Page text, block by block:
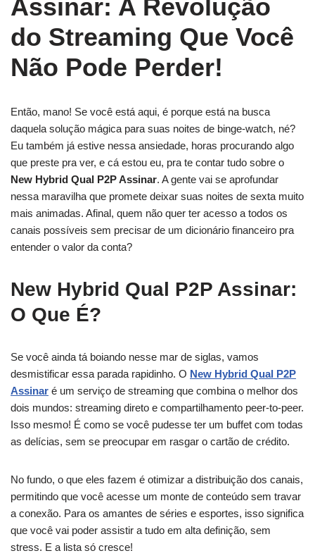
Assinar: A Revolução
do Streaming Que Você
Não Pode Perder!
Então, mano! Se você está aqui, é porque está na busca
daquela solução mágica para suas noites de binge-watch, né?
Eu também já estive nessa ansiedade, horas procurando algo
que preste pra ver, e cá estou eu, pra te contar tudo sobre o
New Hybrid Qual P2P Assinar. A gente vai se aprofundar
nessa maravilha que promete deixar suas noites de sexta muito
mais animadas. Afinal, quem não quer ter acesso a todos os
canais possíveis sem precisar de um dicionário financeiro pra
entender o valor da conta?
New Hybrid Qual P2P Assinar:
O Que É?
Se você ainda tá boiando nesse mar de siglas, vamos
desmistificar essa parada rapidinho. O New Hybrid Qual P2P
Assinar é um serviço de streaming que combina o melhor dos
dois mundos: streaming direto e compartilhamento peer-to-peer.
Isso mesmo! É como se você pudesse ter um buffet com todas
as delícias, sem se preocupar em rasgar o cartão de crédito.
No fundo, o que eles fazem é otimizar a distribuição dos canais,
permitindo que você acesse um monte de conteúdo sem travar
a conexão. Para os amantes de séries e esportes, isso significa
que você vai poder assistir a tudo em alta definição, sem
stress. E a lista só cresce!